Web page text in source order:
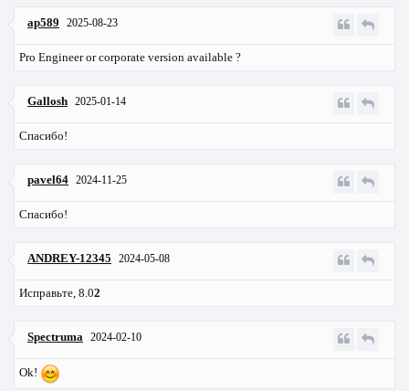
ap589 2025-08-23
Pro Engineer or corporate version available ?
Gallosh 2025-01-14
Спасибо!
pavel64 2024-11-25
Спасибо!
ANDREY-12345 2024-05-08
Исправьте, 8.02
Spectruma 2024-02-10
Ok!